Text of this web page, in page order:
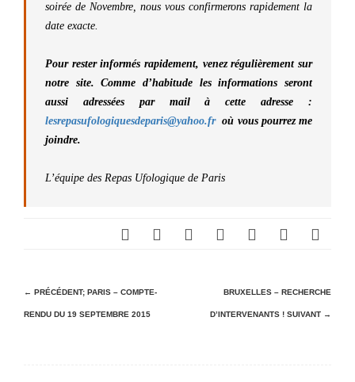
soirée de Novembre, nous vous confirmerons rapidement la
date exacte.
Pour rester informés rapidement, venez régulièrement sur
notre site. Comme d’habitude les informations seront
aussi adressées par mail à cette adresse :
lesrepasufologiquesdeparis@yahoo.froù vous pourrez me
joindre.
L’équipe des Repas Ufologique de Paris
N
a
← PRÉCÉDENT; PARIS – COMPTE-
RENDU DU 19 SEPTEMBRE 2015
BRUXELLES – RECHERCHE
D’INTERVENANTS ! SUIVANT →